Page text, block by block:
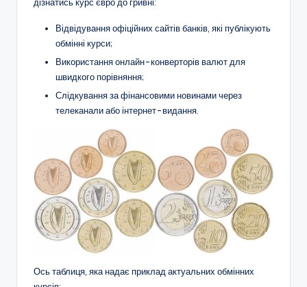
Відвідування офіційних сайтів банків, які публікують
обмінні курси;
Використання онлайн-конверторів валют для
швидкого порівняння;
Слідкування за фінансовими новинами через
телеканали або інтернет-видання.
Ось таблиця, яка надає приклад актуальних обмінних